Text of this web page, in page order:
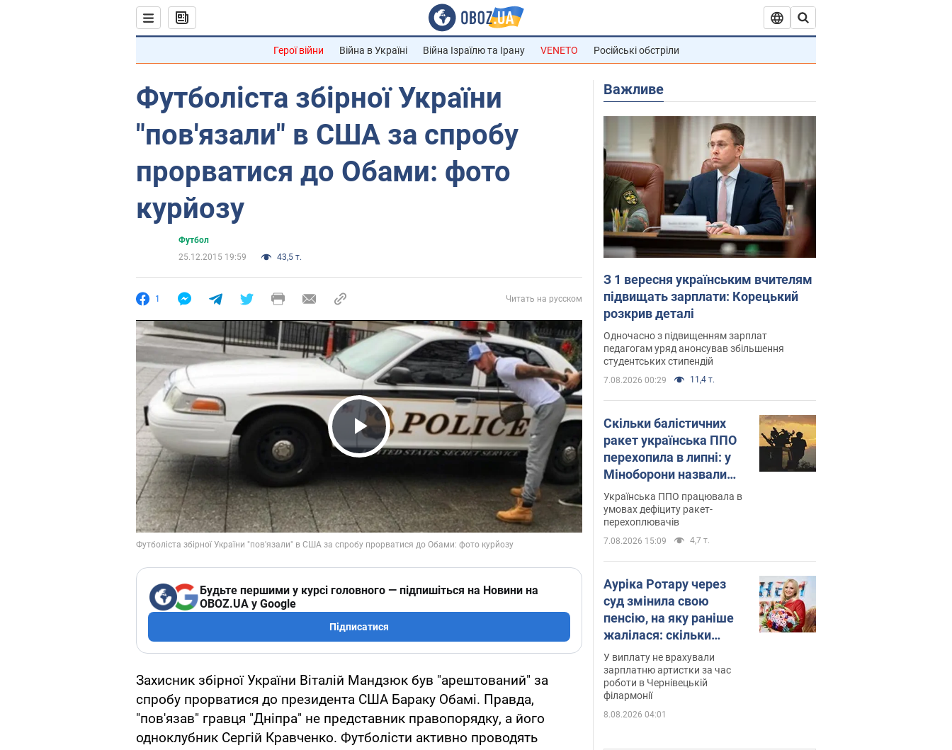
Герої війни Війна в Україні Війна Ізраїлю та Ірану VENETO Російські обстріли
Футболіста збірної України
"пов'язали" в США за спробу
прорватися до Обами: фото
курйозу
Футбол
25.12.2015 19:59
43,5 т.
1 Читать на русском
Play Video
Будьте першими у курсі головного — підпишіться на Новини на
OBOZ.UA у Google
Підписатися
Захисник збірної України Віталій Мандзюк був "арештований" за
спробу прорватися до президента США Бараку Обамі. Правда,
"пов'язав" гравця "Дніпра" не представник правопорядку, а його
одноклубник Сергій Кравченко. Футболісти активно проводять
Важливе
З 1 вересня українським вчителям
підвищать зарплати: Корецький
розкрив деталі
Одночасно з підвищенням зарплат
педагогам уряд анонсував збільшення
студентських стипендій
7.08.2026 00:29 11,4 т.
Скільки балістичних
ракет українська ППО
перехопила в липні: у
Міноборони назвали
цифру
Українська ППО працювала в
умовах дефіциту ракет-
перехоплювачів
7.08.2026 15:09 4,7 т.
Ауріка Ротару через
суд змінила свою
пенсію, на яку раніше
жалілася: скільки
отримувала співачка
У виплату не врахували
зарплатню артистки за час
роботи в Чернівецькій
філармонії
8.08.2026 04:01